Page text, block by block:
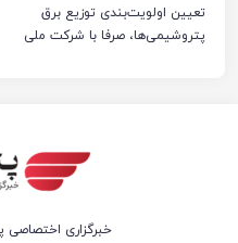
تعیین اولویت‌بندی توزیع برق
پتروشیمی‌ها، صرفا با شرکت ملی
خبرگزاری اختصاصی